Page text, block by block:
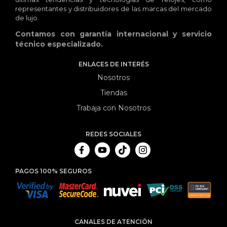
representantes y distribuidores de las marcas del mercado
de lujo.
Contamos con garantía internacional y servicio
técnico especializado.
ENLACES DE INTERÉS
Nosotros
Tiendas
Trabaja con Nosotros
REDES SOCIALES
PAGOS 100% SEGUROS
CANALES DE ATENCIÓN